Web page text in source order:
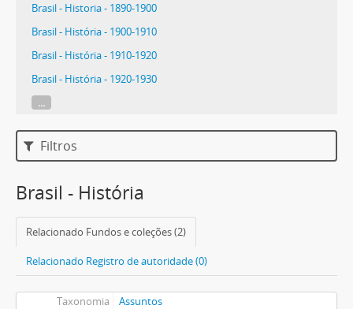
Brasil - Historia - 1890-1900
Brasil - História - 1900-1910
Brasil - História - 1910-1920
Brasil - História - 1920-1930
...
Filtros
Brasil - História
Relacionado Fundos e coleções (2)
Relacionado Registro de autoridade (0)
Taxonomia Assuntos